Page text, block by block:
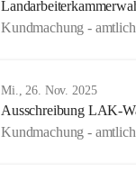
Kundmachung - amtlich
Mi., 26. Nov. 2025
Ausschreibung LAK-
Kundmachung - amtlich